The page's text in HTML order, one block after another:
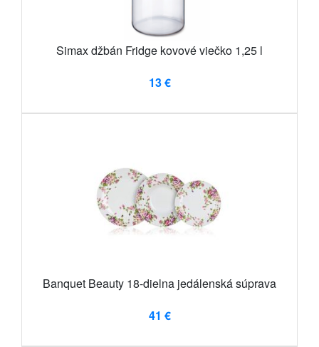
Simax džbán Fridge kovové viečko 1,25 l
13 €
Banquet Beauty 18-dielna jedálenská súprava
41 €